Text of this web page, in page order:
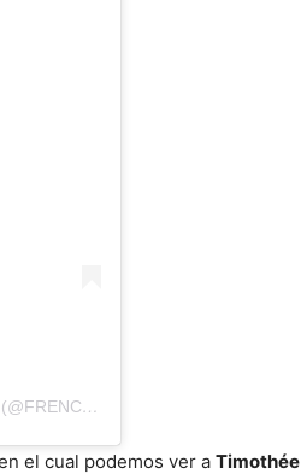
UNA PUBLICACIÓN COMPARTIDA POR THE FRENCH DISPATCH (@FRENCHDISPATCH)
el cual podemos ver a Timothée